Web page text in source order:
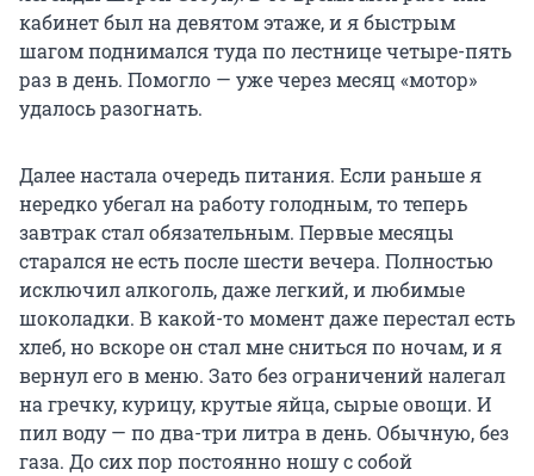
кабинет был на девятом этаже, и я быстрым
шагом поднимался туда по лестнице четыре-пять
раз в день. Помогло — уже через месяц «мотор»
удалось разогнать.
Далее настала очередь питания. Если раньше я
нередко убегал на работу голодным, то теперь
завтрак стал обязательным. Первые месяцы
старался не есть после шести вечера. Полностью
исключил алкоголь, даже легкий, и любимые
шоколадки. В какой-то момент даже перестал есть
хлеб, но вскоре он стал мне сниться по ночам, и я
вернул его в меню. Зато без ограничений налегал
на гречку, курицу, крутые яйца, сырые овощи. И
пил воду — по два-три литра в день. Обычную, без
газа. До сих пор постоянно ношу с собой